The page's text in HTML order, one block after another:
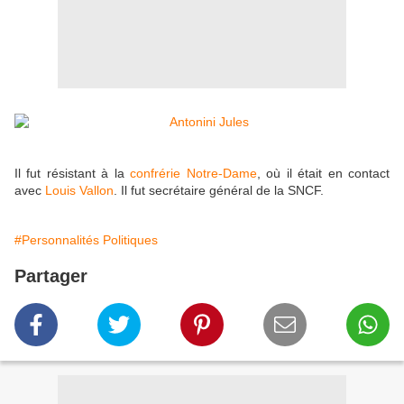
Il fut résistant à laconfrérie Notre-Dame, où il était en contact
avec Louis Vallon . Il fut secrétaire général de la SNCF.
#Personnalités Politiques
Partager